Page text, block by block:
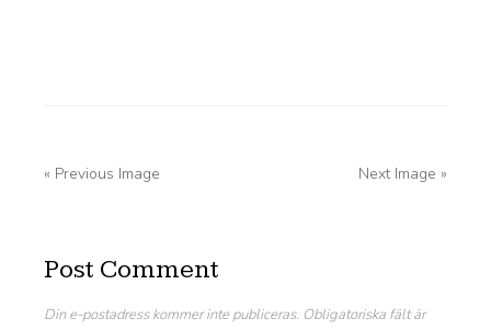
« Previous Image Next Image »
Post Comment
Din e-postadress kommer inte publiceras. Obligatoriska fält är